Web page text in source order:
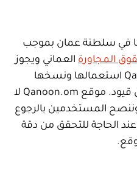
في سلطنة عمان بموجب
المجاورة العماني ويجوز
لمستخدمي موقع Qanoon.om استعمالها ونسخها
ونشرها وترجمتها مجانا ودون قيود. موقع Qanoon.om لا
المستخدمين بالرجوع
عند الحاجة للتحقق من دقة